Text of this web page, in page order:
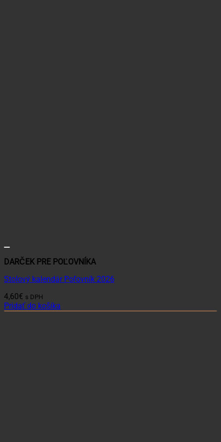
DARČEK PRE POĽOVNÍKA
Stolový kalendár Poľovník 2026
4,60€ s DPH
Pridať do košíka